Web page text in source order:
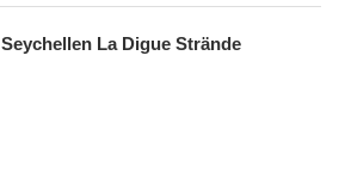
Seychellen La Digue Strände